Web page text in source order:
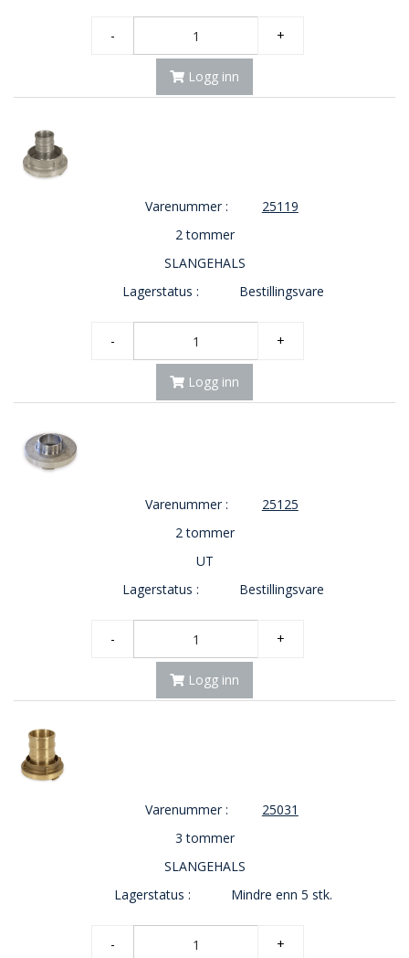
- +
Logg inn
Varenummer :
25119
2 tommer
SLANGEHALS
Lagerstatus :
Bestillingsvare
- +
Logg inn
Varenummer :
25125
2 tommer
UT
Lagerstatus :
Bestillingsvare
- +
Logg inn
Varenummer :
25031
3 tommer
SLANGEHALS
Lagerstatus :
Mindre enn 5 stk.
- +